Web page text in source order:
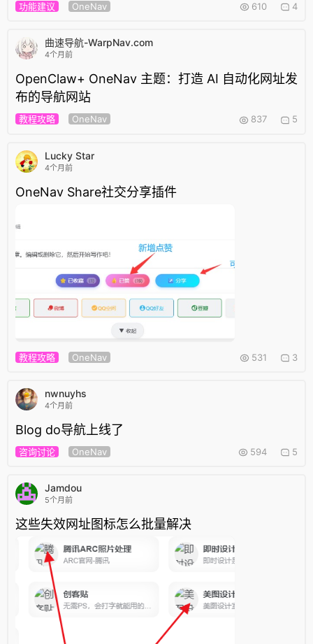
功能建议 OneNav 610 4
曲速导航-WarpNav.com
4个月前
OpenClaw+ OneNav 主题：打造 AI 自动化网址发
布的导航网站
教程攻略 OneNav 837 5
Lucky Star
4个月前
OneNav Share社交分享插件
教程攻略 OneNav 531 3
nwnuyhs
4个月前
Blog do导航上线了
咨询讨论 OneNav 594 5
Jamdou
5个月前
这些失效网址图标怎么批量解决